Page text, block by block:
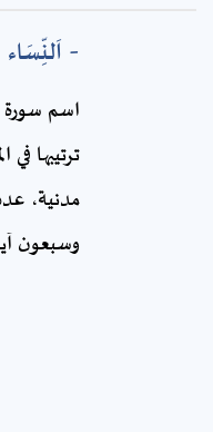
اَلنِّسَاء
اسم سورة
مدنية،
وسبعون